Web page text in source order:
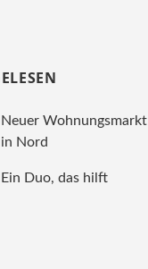
Neuer Wohnungsmarkt
in Nord
Ein Duo, das hilft